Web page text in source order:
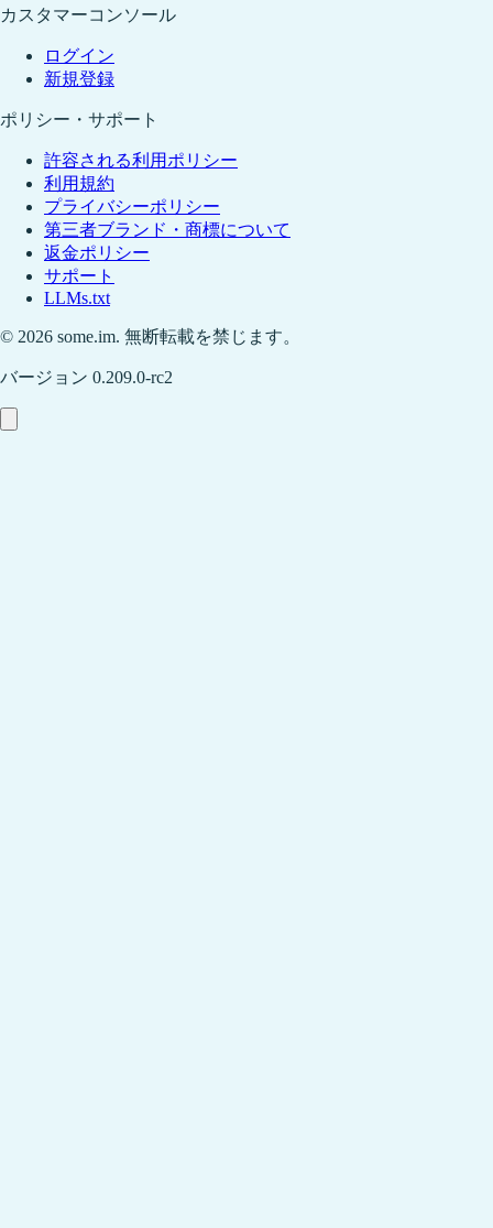
カスタマーコンソール
ログイン
新規登録
ポリシー・サポート
許容される利用ポリシー
利用規約
プライバシーポリシー
第三者ブランド・商標について
返金ポリシー
サポート
LLMs.txt
© 2026 some.im. 無断転載を禁じます。
バージョン 0.209.0-rc2